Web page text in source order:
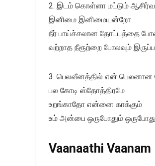
2. இடம் கொள்ளா மட்டும்
இனிமை இனிமையன்றோ
நீர் பாய்ச்சலான தோட்டத்தை
வற்றாத நீரூற்றை போலவும்
3. பெலவீனத்தில் என் பெலனான
பல கோடி ஸ்தோத்திரமே
உறங்காதோ என்னை காக்கும்
உம் அன்பை ஒருபோதும்
Vaanaathi